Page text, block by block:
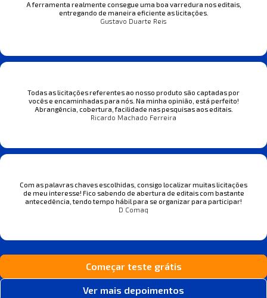
A ferramenta realmente consegue uma boa varredura nos editais,
entregando de maneira eficiente as licitações.
Gustavo Duarte Reis
Todas as licitações referentes ao nosso produto são captadas por
vocês e encaminhadas para nós. Na minha opinião, está perfeito!
Abrangência, cobertura, facilidade nas pesquisas aos editais.
Ricardo Machado Ferreira
Com as palavras chaves escolhidas, consigo localizar muitas licitações
de meu interesse! Fico sabendo de abertura de editais com bastante
antecedência, tendo tempo hábil para se organizar para participar!
D Comaq
Começar teste grátis
Ver mais depoimentos